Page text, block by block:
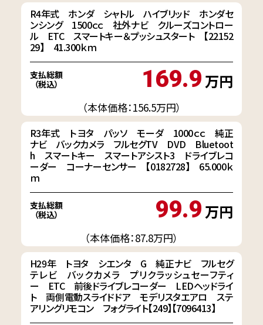
R4年式 ホンダ シャトル ハイブリッド ホンダセ
ンシング 1500ｃｃ 社外ナビ クルーズコントロー
ル ETC スマートキー＆プッシュスタート 【22152
29】 41.300ｋｍ
支払総額
（税込）
169.9万円
（本体価格：156.5万円）
R3年式 トヨタ パッソ モーダ 1000ｃｃ 純正
ナビ バックカメラ フルセグTV DVD Bluetoot
h スマートキー スマートアシスト3 ドライブレコ
ーダー コーナーセンサー 【0182728】 65.000ｋ
ｍ
支払総額
（税込）
99.9万円
（本体価格：87.8万円）
H29年 トヨタ シエンタ G 純正ナビ フルセグ
テレビ バックカメラ プリクラッシュセーフティ
ー ETC 前後ドライブレコーダー LEDヘッドライ
ト 両側電動スライドドア モデリスタエアロ ステ
アリングリモコン フォグライト【249】【7096413】